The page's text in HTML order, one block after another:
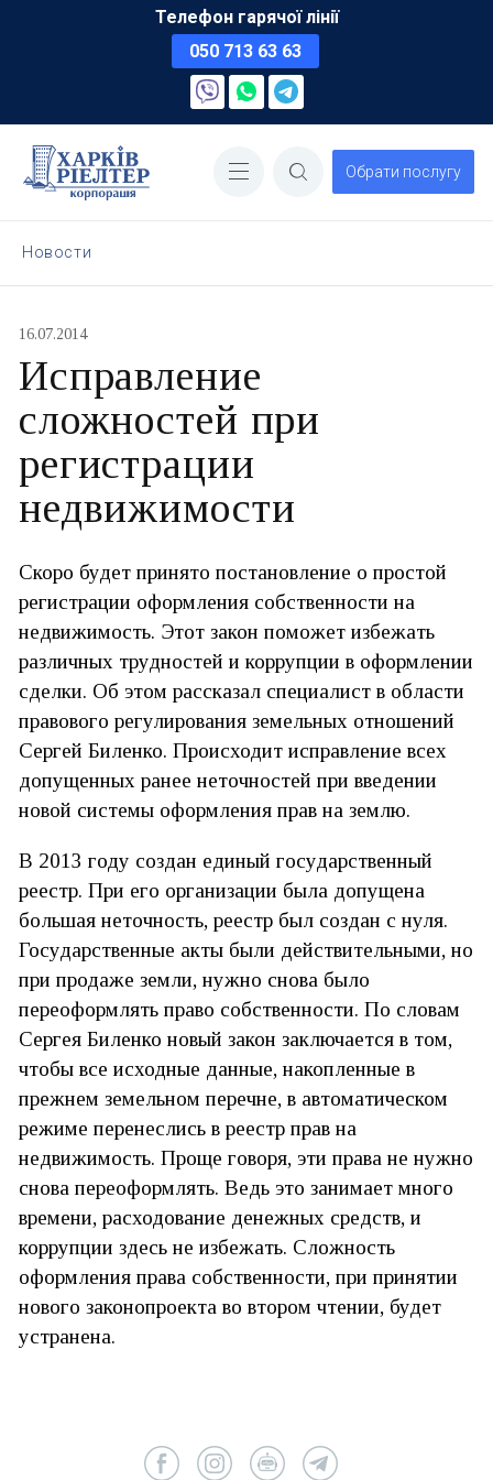
Телефон гарячої лінії
050 713 63 63
Обрати послугу
Новости
16.07.2014
Исправление
сложностей при
регистрации
недвижимости
Скоро будет принято постановление о простой
регистрации оформления собственности на
недвижимость. Этот закон поможет избежать
различных трудностей и коррупции в оформлении
сделки. Об этом рассказал специалист в области
правового регулирования земельных отношений
Сергей Биленко. Происходит исправление всех
допущенных ранее неточностей при введении
новой системы оформления прав на землю.
В 2013 году создан единый государственный
реестр. При его организации была допущена
большая неточность, реестр был создан с нуля.
Государственные акты были действительными, но
при продаже земли, нужно снова было
переоформлять право собственности. По словам
Сергея Биленко новый закон заключается в том,
чтобы все исходные данные, накопленные в
прежнем земельном перечне, в автоматическом
режиме перенеслись в реестр прав на
недвижимость. Проще говоря, эти права не нужно
снова переоформлять. Ведь это занимает много
времени, расходование денежных средств, и
коррупции здесь не избежать. Сложность
оформления права собственности, при принятии
нового законопроекта во втором чтении, будет
устранена.